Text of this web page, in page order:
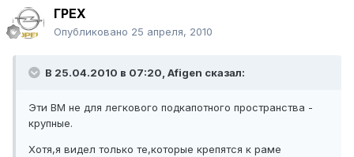
ГРЕХ
Опубликовано 25 апреля, 2010
В 25.04.2010 в 07:20, Afigen сказал:
Эти ВМ не для легкового подкапотного пространства -
крупные.
Хотя,я видел только те,которые крепятся к раме